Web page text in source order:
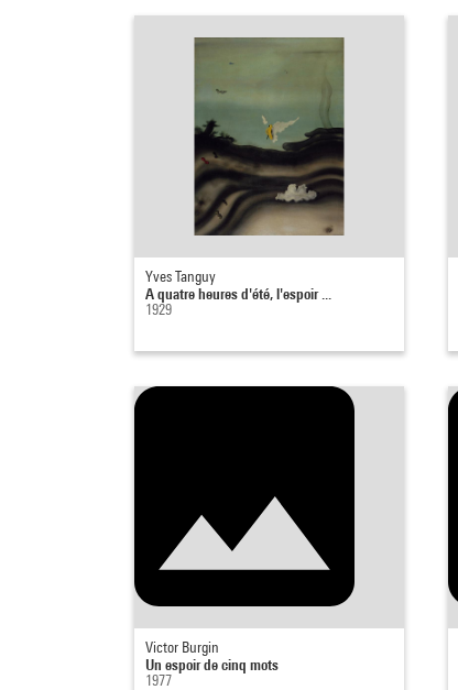
Yves Tanguy
A quatre heures d'été, l'espoir ...
1929
Victor Burgin
Un espoir de cinq mots
1977